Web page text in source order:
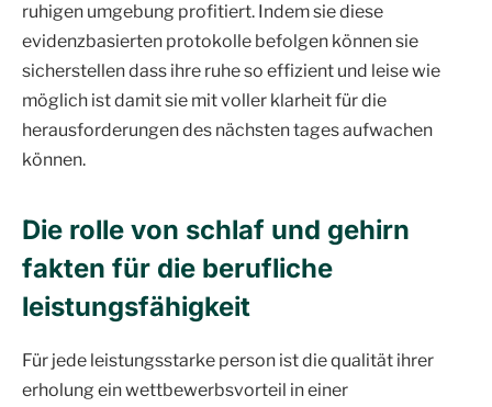
ruhigen umgebung profitiert. Indem sie diese
evidenzbasierten protokolle befolgen können sie
sicherstellen dass ihre ruhe so effizient und leise wie
möglich ist damit sie mit voller klarheit für die
herausforderungen des nächsten tages aufwachen
können.
Die rolle von schlaf und gehirn
fakten für die berufliche
leistungsfähigkeit
Für jede leistungsstarke person ist die qualität ihrer
erholung ein wettbewerbsvorteil in einer